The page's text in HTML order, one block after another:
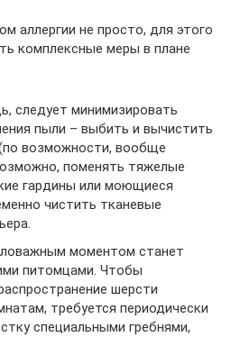
аллергии не просто, для этого
комплексные меры в плане
следует минимизировать
пыли – выбить и вычистить
возможности, вообще
поменять тяжелые
гардины или моющиеся
чистить тканевые
моментом станет
питомцами. Чтобы
шерсти
требуется периодически
специальными гребнями,